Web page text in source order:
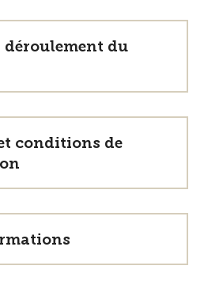
déroulement du
conditions de